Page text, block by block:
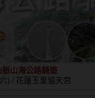
山海公路騎遊
) / 花蓮玉里協天宮